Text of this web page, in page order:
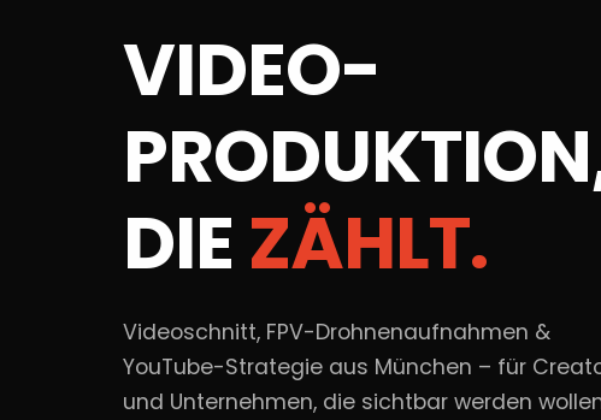
VIDEO­
DIE ZÄHLT.
Videoschnitt, FPV-Drohnenaufnahmen &
YouTube-Strategie aus München – für
und Unternehmen, die sichtbar werden